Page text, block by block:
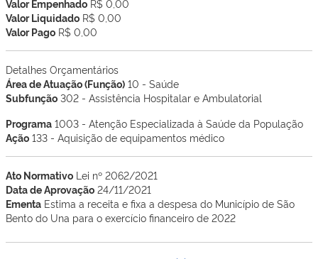
Valor Empenhado R$ 0,00
Valor Liquidado R$ 0,00
Valor Pago R$ 0,00
Detalhes Orçamentários
Área de Atuação (Função) 10 - Saúde
Subfunção 302 - Assistência Hospitalar e Ambulatorial
Programa 1003 - Atenção Especializada à Saúde da População
Ação 133 - Aquisição de equipamentos médico
Ato Normativo Lei nº 2062/2021
Data de Aprovação 24/11/2021
Ementa Estima a receita e fixa a despesa do Município de São
Bento do Una para o exercício financeiro de 2022